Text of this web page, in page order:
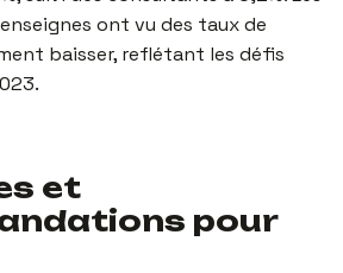
ont vu des taux de
baisser, reflétant les défis
et
pour